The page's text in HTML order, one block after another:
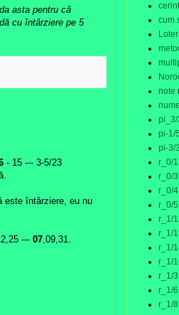
asta pentru că
cu întârziere pe 5
- 15 --- 3-5/23
este întârziere, eu nu
--- 07,09,31.
cum
note
pi_3/
pi-1/5
pi-3/3
r_0/
r_0/3
r_0/4
r_0/5
r_1/
r_1/
r_1/
r_1/
r_1/3
r_1/6
r_1/8